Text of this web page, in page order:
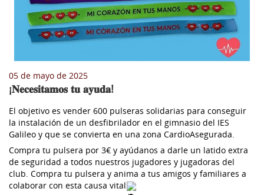
05 de mayo de 2025
¡𝐍𝐞𝐜𝐞𝐬𝐢𝐭𝐚𝐦𝐨𝐬 𝐭𝐮 𝐚𝐲𝐮𝐝𝐚!
El objetivo es vender 600 pulseras solidarias para conseguir
la instalación de un desfibrilador en el gimnasio del IES
Galileo y que se convierta en una zona CardioAsegurada.
Compra tu pulsera por 3€ y ayúdanos a darle un latido extra
de seguridad a todos nuestros jugadores y jugadoras del
club. Compra tu pulsera y anima a tus amigos y familiares a
colaborar con esta causa vital